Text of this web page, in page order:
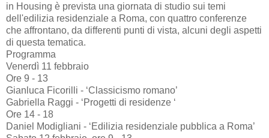
in Housing è prevista una giornata di studio sui temi
dell'edilizia residenziale a Roma, con quattro conferenze
che affrontano, da differenti punti di vista, alcuni degli aspetti
di questa tematica.
Programma
Venerdì 11 febbraio
Ore 9 - 13
Gianluca Ficorilli - ‘Classicismo romano’
Gabriella Raggi - ‘Progetti di residenze ‘
Ore 14 - 18
Daniel Modigliani - ‘Edilizia residenziale pubblica a Roma’